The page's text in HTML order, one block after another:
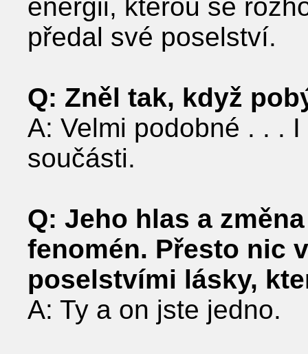
energii, kterou se
předal své poselství.
Q: Zněl tak, když
A: Velmi podobné . . .
součásti.
Q: Jeho hlas a
fenomén. Přesto nic
poselstvími lásky,
A: Ty a on jste jedno.